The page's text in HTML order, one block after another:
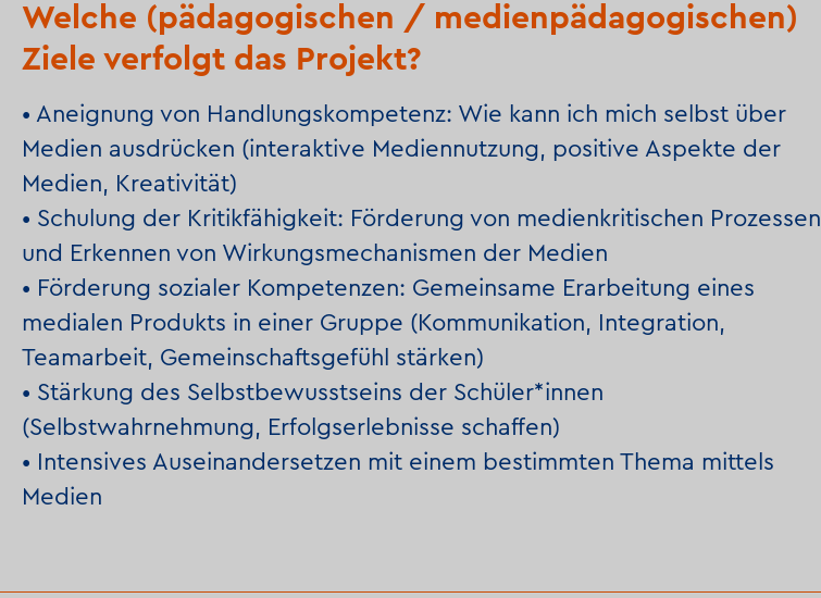
Welche (pädagogischen / medienpädagogischen)
Ziele verfolgt das Projekt?
• Aneignung von Handlungskompetenz: Wie kann ich mich selbst über
Medien ausdrücken (interaktive Mediennutzung, positive Aspekte der
Medien, Kreativität)
• Schulung der Kritikfähigkeit: Förderung von medienkritischen Prozessen
und Erkennen von Wirkungsmechanismen der Medien
• Förderung sozialer Kompetenzen: Gemeinsame Erarbeitung eines
medialen Produkts in einer Gruppe (Kommunikation, Integration,
Teamarbeit, Gemeinschaftsgefühl stärken)
• Stärkung des Selbstbewusstseins der Schüler*innen
(Selbstwahrnehmung, Erfolgserlebnisse schaffen)
• Intensives Auseinandersetzen mit einem bestimmten Thema mittels
Medien